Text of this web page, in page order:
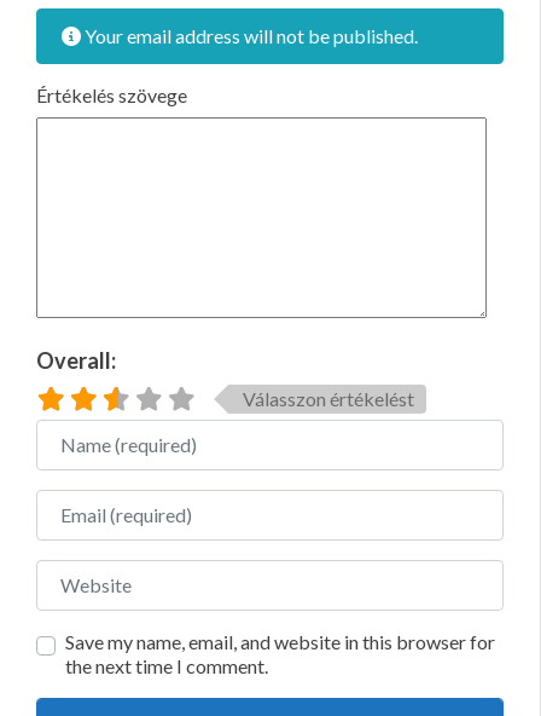
Your email address will not be published.
Értékelés szövege
Overall:
Válasszon értékelést
Name
Email
Website
Save my name, email, and website in this browser for
the next time I comment.